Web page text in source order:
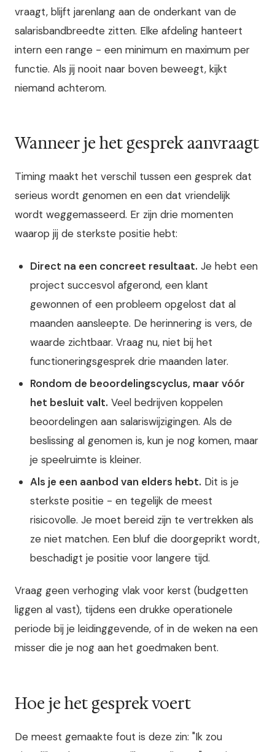
vraagt, blijft jarenlang aan de onderkant van de
salarisbandbreedte zitten. Elke afdeling hanteert
intern een range - een minimum en maximum per
functie. Als jij nooit naar boven beweegt, kijkt
niemand achterom.
Wanneer je het gesprek aanvraagt
Timing maakt het verschil tussen een gesprek dat
serieus wordt genomen en een dat vriendelijk
wordt weggemasseerd. Er zijn drie momenten
waarop jij de sterkste positie hebt:
Direct na een concreet resultaat. Je hebt een
project succesvol afgerond, een klant
gewonnen of een probleem opgelost dat al
maanden aansleepte. De herinnering is vers, de
waarde zichtbaar. Vraag nu, niet bij het
functioneringsgesprek drie maanden later.
Rondom de beoordelingscyclus, maar vóór
het besluit valt. Veel bedrijven koppelen
beoordelingen aan salariswijzigingen. Als de
beslissing al genomen is, kun je nog komen, maar
je speelruimte is kleiner.
Als je een aanbod van elders hebt. Dit is je
sterkste positie - en tegelijk de meest
risicovolle. Je moet bereid zijn te vertrekken als
ze niet matchen. Een bluf die doorgeprikt wordt,
beschadigt je positie voor langere tijd.
Vraag geen verhoging vlak voor kerst (budgetten
liggen al vast), tijdens een drukke operationele
periode bij je leidinggevende, of in de weken na een
misser die je nog aan het goedmaken bent.
Hoe je het gesprek voert
De meest gemaakte fout is deze zin: "Ik zou